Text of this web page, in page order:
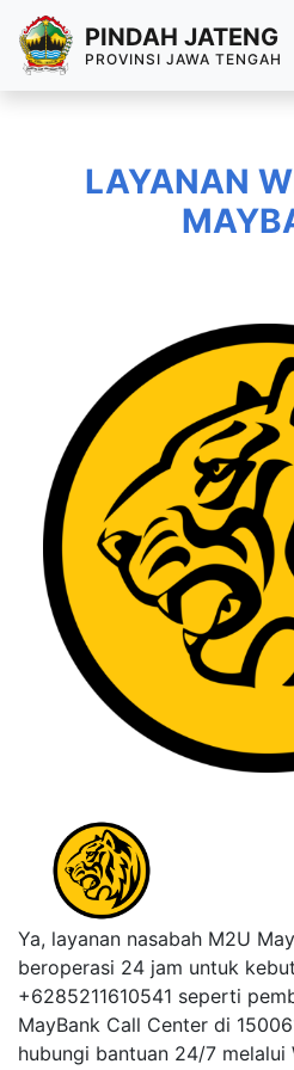
PINDAH JATENG
PROVINSI JAWA TENGAH
LAYANAN
Ya, layanan nasabah M2U
beroperasi 24 jam untuk
+6285211610541 seperti
MayBank Call Center di
hubungi bantuan 24/7